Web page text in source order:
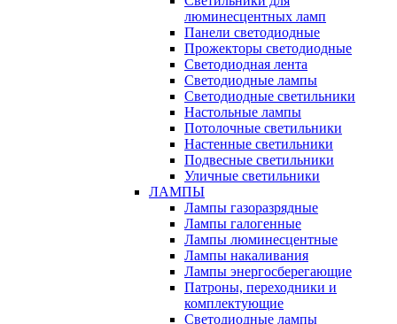
люминесцентных ламп
Панели светодиодные
Прожекторы светодиодные
Светодиодная лента
Светодиодные лампы
Светодиодные светильники
Настольные лампы
Потолочные светильники
Настенные светильники
Подвесные светильники
Уличные светильники
ЛАМПЫ
Лампы газоразрядные
Лампы галогенные
Лампы люминесцентные
Лампы накаливания
Лампы энергосберегающие
Патроны, переходники и
комплектующие
Светодиодные лампы